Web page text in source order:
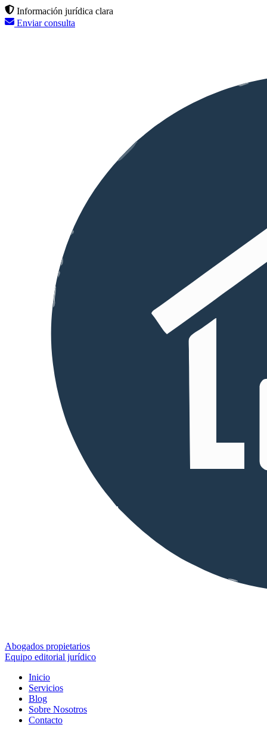
Información jurídica clara
Enviar consulta
Abogados propietarios
Equipo editorial jurídico
Inicio
Servicios
Blog
Sobre Nosotros
Contacto